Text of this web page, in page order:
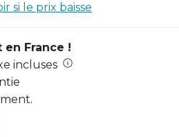
si le prix baisse
en France !
incluses